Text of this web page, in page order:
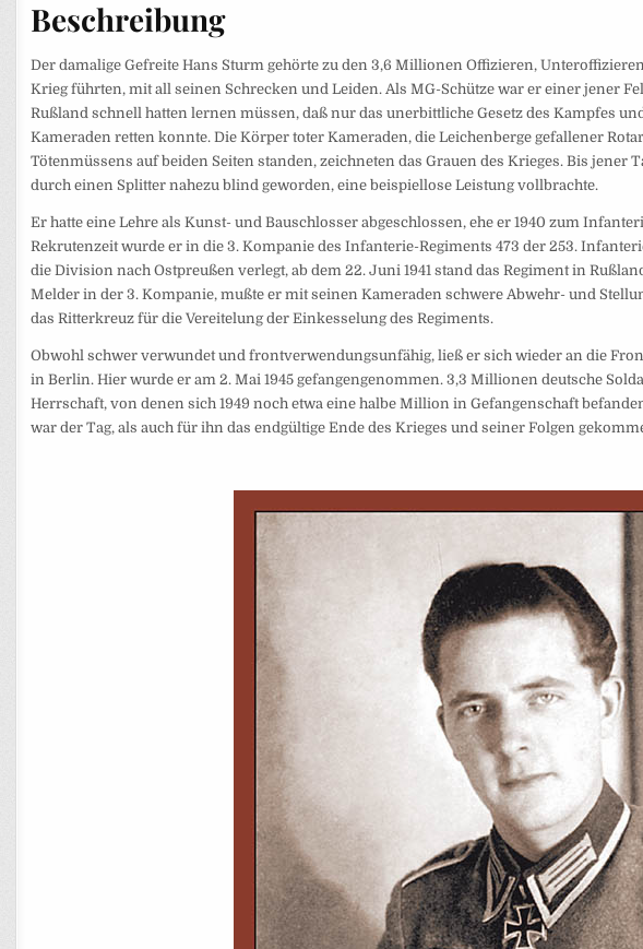
Beschreibung
Der damalige Gefreite Hans Sturm gehörte zu den 3,6 Millionen Offizieren,
Krieg führten, mit all seinen Schrecken und Leiden. Als MG-Schütze war er einer jener
Rußland schnell hatten lernen müssen, daß nur das unerbittliche Gesetz des Kampfes
Kameraden retten konnte. Die Körper toter Kameraden, die Leichenberge gefallener
Tötenmüssens auf beiden Seiten standen, zeichneten das Grauen des Krieges. Bis jener
durch einen Splitter nahezu blind geworden, eine beispiellose Leistung vollbrachte.
Er hatte eine Lehre als Kunst- und Bauschlosser abgeschlossen, ehe er 1940 zum
Rekrutenzeit wurde er in die 3. Kompanie des In­fanterie-Regiments 473 der 253.
die Division nach Ostpreußen verlegt, ab dem 22. Juni 1941 stand das Regiment in
Melder in der 3. Kompanie, mußte er mit seinen Kameraden schwere Abwehr- und
das Ritterkreuz für die Vereitelung der Einkesselung des Regiments.
Obwohl schwer verwundet und frontverwendungsunfähig, ließ er sich wieder an die
in Berlin. Hier wurde er am 2. Mai 1945 gefangengenommen. 3,3 Millionen deutsche
Herrschaft, von denen sich 1949 noch etwa eine halbe Million in Gefangenschaft
war der Tag, als auch für ihn das endgültige Ende des Krieges und seiner Folgen